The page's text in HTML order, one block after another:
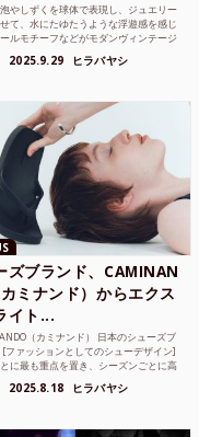
やしずくを球体で表現し、ジュエリー
て、水にたゆたうような浮遊感を感じ
ルモチーフなどがモダンヴィンテージ
2025.9.29 ヒラバヤシ
ズブランド、CAMINAN
ミナンド）からエクス
イト...
（カミナンド） 日本のシューズブ
[ファッションとしてのシューデザイン]
に最も重点を置き、シーズンごとに高
2025.8.18 ヒラバヤシ